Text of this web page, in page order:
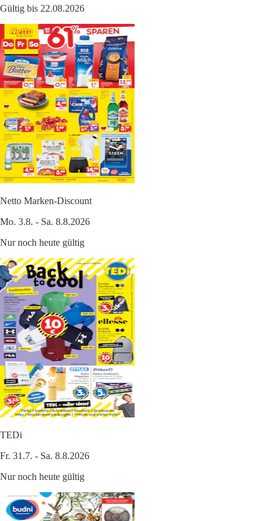
Gültig bis 22.08.2026
Netto Marken-Discount
Mo. 3.8. - Sa. 8.8.2026
Nur noch heute gültig
TEDi
Fr. 31.7. - Sa. 8.8.2026
Nur noch heute gültig